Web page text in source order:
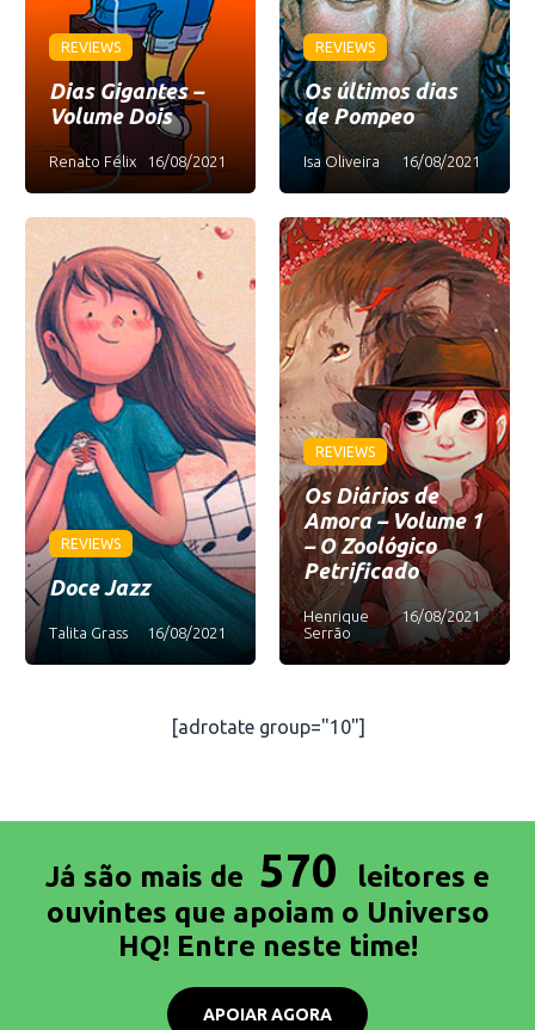
REVIEWS
Dias Gigantes –
Volume Dois
Renato Félix 16/08/2021
REVIEWS
Os últimos dias
de Pompeo
Isa Oliveira 16/08/2021
REVIEWS
Doce Jazz
Talita Grass 16/08/2021
REVIEWS
Os Diários de
Amora – Volume 1
– O Zoológico
Petrificado
Henrique
Serrão
16/08/2021
[adrotate group="10"]
Já são mais de 570
leitores e
ouvintes que apoiam o Universo
HQ! Entre neste time!
APOIAR AGORA